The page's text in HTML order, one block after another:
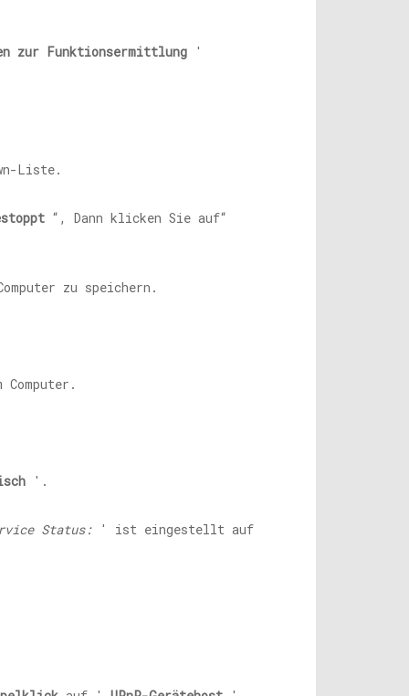
zur Funktionsermittlung '
Liste.
“, Dann klicken Sie auf“
zu speichern.
'.
Status: ' ist eingestellt auf